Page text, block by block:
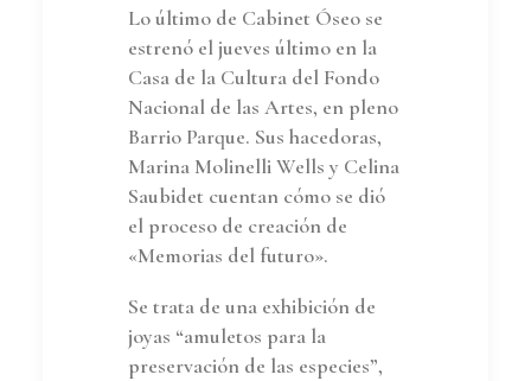
Lo último de Cabinet Óseo se
estrenó el jueves último en la
Casa de la Cultura del Fondo
Nacional de las Artes, en pleno
Barrio Parque. Sus hacedoras,
Marina Molinelli Wells y Celina
Saubidet cuentan cómo se dió
el proceso de creación de
«Memorias del futuro».
Se trata de una exhibición de
joyas “amuletos para la
preservación de las especies”,